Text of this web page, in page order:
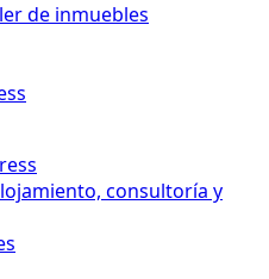
de inmuebles
consultoría y